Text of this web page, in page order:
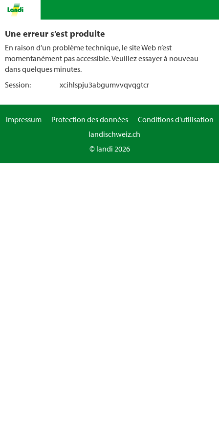
Une erreur s’est produite
En raison d’un problème technique, le site Web n’est
momentanément pas accessible. Veuillez essayer à nouveau
dans quelques minutes.
Session:
xcihlspju3abgumvvqvqgtcr
Impressum Protection des données
Conditions d'utilisation
landischweiz.ch
© landi 2026